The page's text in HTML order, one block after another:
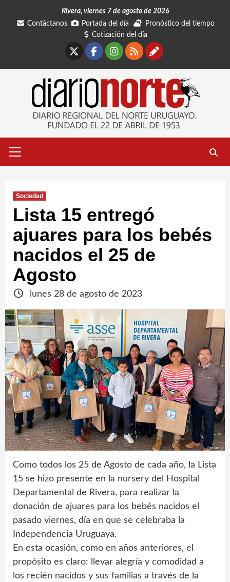
Rivera, viernes 7 de agosto de 2026
Contáctanos
Portada del día
Pronóstico del tiempo
Cotización del día
Facebook
Instagram
RSSContáctanos
primario
Sociedad
Lista 15 entregó
ajuares para los bebés
nacidos el 25 de
Agosto
lunes 28 de agosto de 2023
Como todos los 25 de Agosto de cada año, la Lista
15 se hizo presente en la nursery del Hospital
Departamental de Rivera, para realizar la
donación de ajuares para los bebés nacidos el
pasado viernes, día en que se celebraba la
Independencia Uruguaya.
En esta ocasión, como en años anteriores, el
propósito es claro: llevar alegría y comodidad a
los recién nacidos y sus familias a través de la